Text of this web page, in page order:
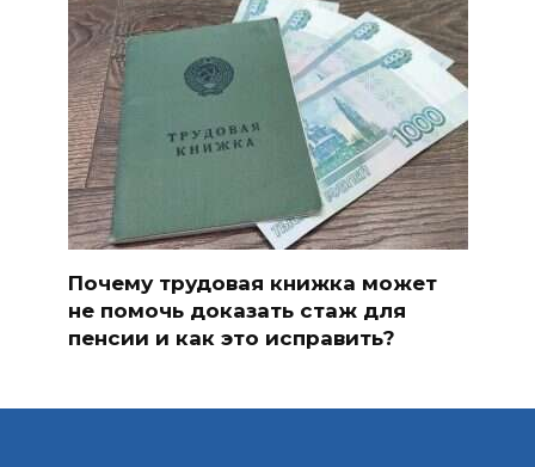
Почему трудовая книжка может
не помочь доказать стаж для
пенсии и как это исправить?